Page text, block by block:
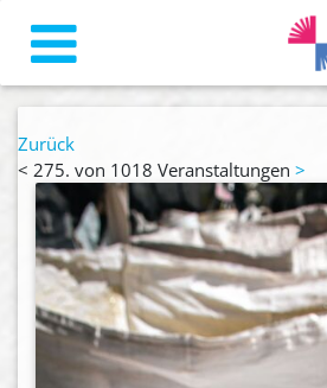
Zurück
< 275. von 1018 Veranstaltungen >